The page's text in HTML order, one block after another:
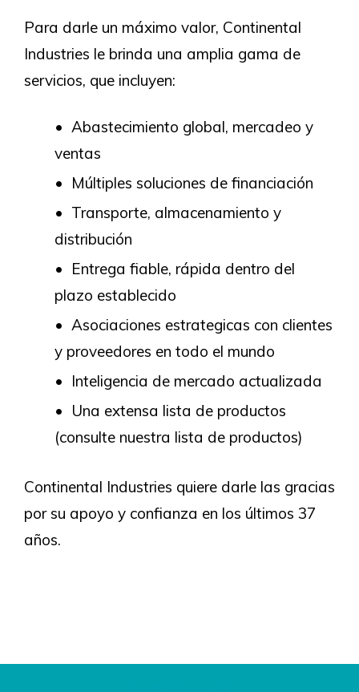
Para darle un máximo valor, Continental
Industries le brinda una amplia gama de
servicios, que incluyen:
Abastecimiento global, mercadeo y
ventas
Múltiples soluciones de financiación
Transporte, almacenamiento y
distribución
Entrega fiable, rápida dentro del
plazo establecido
Asociaciones estrategicas con clientes
y proveedores en todo el mundo
Inteligencia de mercado actualizada
Una extensa lista de productos
(consulte nuestra lista de productos)
Continental Industries quiere darle las gracias
por su apoyo y confianza en los últimos 37
años.